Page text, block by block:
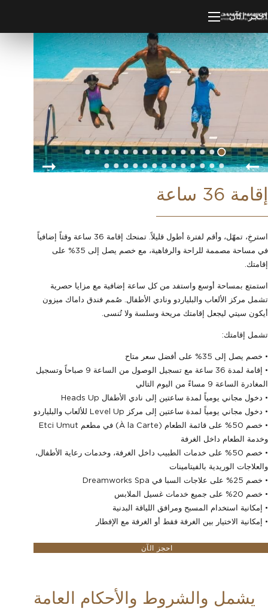
احجز الآن
إقامة 36 ساعة
استرخِ، تمهّل، وأقم لفترة أطول قليلاً. تمنحك إقامة 36 ساعة وقتاً إضافياً
في مساحة مصممة للراحة والرفاهية، مع خصم يصل إلى 35% على
إقامتك.
استمتع بمساحة أوسع واستفد من كل ساعة إضافية مع مزايا حصرية
تشمل مركز الألعاب والبلياردو ونادي الأطفال. صُمم فندق داماك ميزون
أيكون سيتي ليجعل إقامتك مريحة وسلسة ولا تُنسى.
تشمل إقامتك:
• خصم يصل إلى 35% على أفضل سعر متاح
• إقامة لمدة 36 ساعة مع تسجيل الوصول من الساعة 9 صباحاً وتسجيل
المغادرة الساعة 9 مساءً من اليوم التالي
• دخول مجاني يومياً لمدة ساعتين إلى نادي الأطفال Heads Up
• دخول مجاني يومياً لمدة ساعتين إلى مركز Level Up للألعاب والبلياردو
• خصم 50% على قائمة الطعام (À la Carte) في مطعم Etci Umut
وخدمة الطعام داخل الغرفة
• خصم 50% على خدمات الطبيب داخل الغرفة، وخدمات رعاية الأطفال،
والعلاجات الوريدية بالفيتامينات
• خصم 25% على علاجات السبا في Dreamworks Spa
• خصم 20% على جميع خدمات غسيل الملابس
• إمكانية استخدام المسبح ومرافق اللياقة البدنية
• إمكانية الاختيار بين الغرفة فقط أو الغرفة مع الإفطار
احجز الآن
يشمل والشروط والأحكام العامة